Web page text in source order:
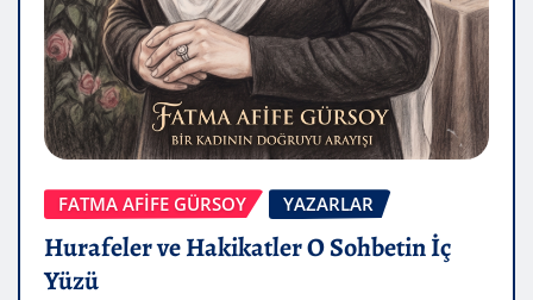
FATMA AFİFE GÜRSOY YAZARLAR
Hurafeler ve Hakikatler O Sohbetin İç
Yüzü